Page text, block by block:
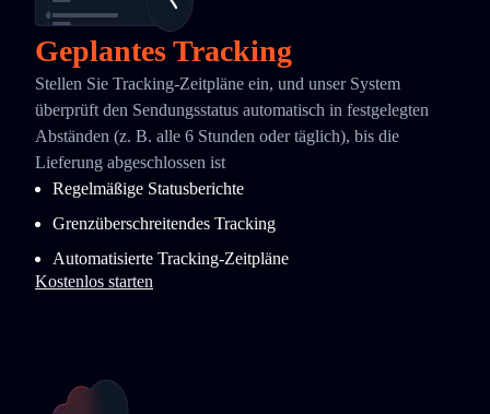
Geplantes Tracking
Stellen Sie Tracking-Zeitpläne ein, und unser System
überprüft den Sendungsstatus automatisch in festgelegten
Abständen (z. B. alle 6 Stunden oder täglich), bis die
Lieferung abgeschlossen ist
Regelmäßige Statusberichte
Grenzüberschreitendes Tracking
Automatisierte Tracking-Zeitpläne
Kostenlos starten